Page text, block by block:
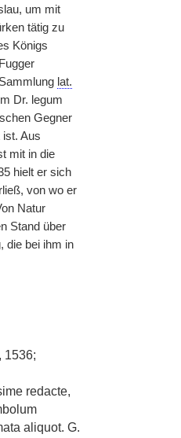
um mit
tätig zu
Königs
lat.
Dr. legum
Gegner
ist. Aus
mit in die
hielt er sich
von wo er
Natur
Stand über
die bei ihm in
1536;
redacte,
aliquot. G.